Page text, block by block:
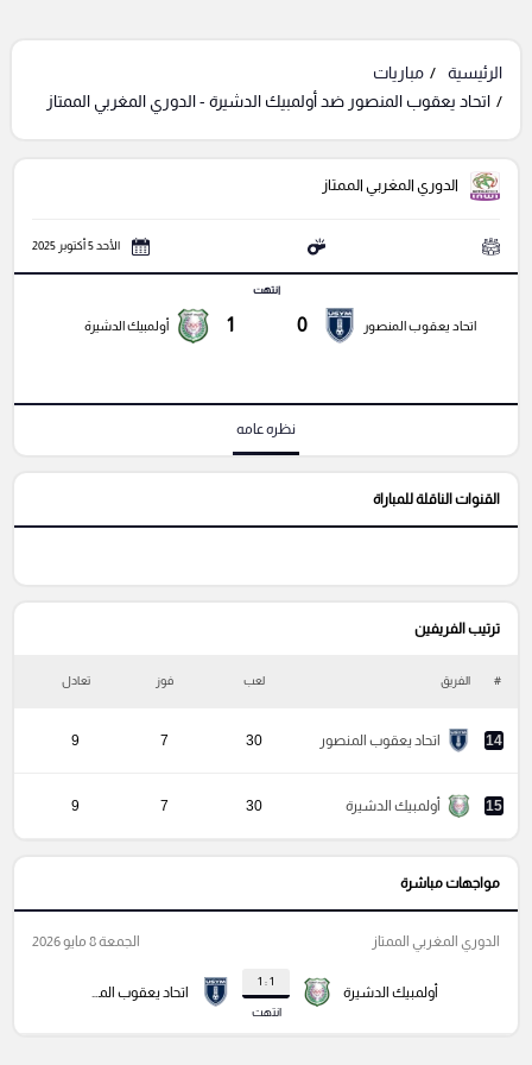
الرئيسية
مباريات
اتحاد يعقوب المنصور ضد أولمبيك الدشيرة - الدوري المغربي الممتاز
الدوري المغربي الممتاز
الأحد 5 أكتوبر 2025
اتحاد يعقوب المنصور 0
انتهت
1 أولمبيك الدشيرة
نظره عامه
القنوات الناقلة للمباراة
ترتيب الفريفين
# الفريق لعب فوز تعادل
14 اتحاد يعقوب المنصور 30
7
9
15 أولمبيك الدشيرة 30
7
9
مواجهات مباشرة
أولمبيك الدشيرة
1 : 1
انتهت
الدوري المغربي الممتاز الجمعة 8 مايو 2026